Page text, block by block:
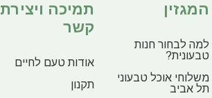
המגזין
למה לבחור חנות
טבעונית?
משלוחי אוכל טבעוני
תל אביב
תמיכה ויצירת
קשר
אודות טעם לחיים
תקנון